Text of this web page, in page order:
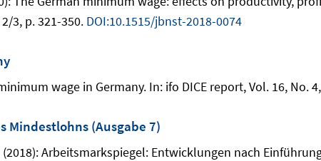
3, p. 321-350. DOI:10.1515/jbnst-2018-0074
wage in Germany. In: ifo DICE report, Vol. 16, No.
(Ausgabe 7)
(2018): Arbeitsmarkspiegel: Entwicklungen nach